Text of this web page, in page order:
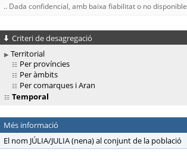
.. Dada confidencial, amb baixa fiabilitat o no disponible
Criteri de desagregació
Territorial
Per províncies
Per àmbits
Per comarques i Aran
Temporal
Més informació
El nom JÚLIA/JULIA (nena) al conjunt de la població